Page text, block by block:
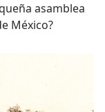
asamblea
México?